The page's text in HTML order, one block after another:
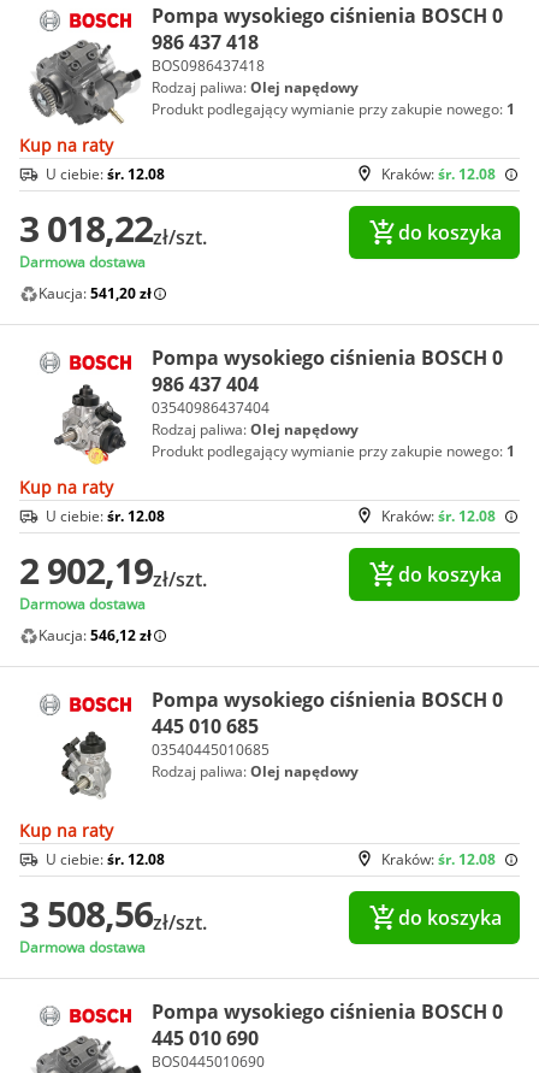
Pompa wysokiego ciśnienia BOSCH 0
986 437 418
BOS0986437418
Rodzaj paliwa:Olej napędowy
Produkt podlegający wymianie przy zakupie nowego: 1
Kup na raty
Kraków:śr. 12.08
U ciebie:śr. 12.08
3 018,22zł/szt.
Darmowa dostawa
do koszyka
Kaucja:541,20 zł
Pompa wysokiego ciśnienia BOSCH 0
986 437 404
03540986437404
Rodzaj paliwa:Olej napędowy
Produkt podlegający wymianie przy zakupie nowego: 1
Kup na raty
Kraków:śr. 12.08
U ciebie:śr. 12.08
2 902,19zł/szt.
Darmowa dostawa
do koszyka
Kaucja:546,12 zł
Pompa wysokiego ciśnienia BOSCH 0
445 010 685
03540445010685
Rodzaj paliwa:Olej napędowy
Kup na raty
Kraków:śr. 12.08
U ciebie:śr. 12.08
3 508,56zł/szt.
Darmowa dostawa
do koszyka
Pompa wysokiego ciśnienia BOSCH 0
445 010 690
BOS0445010690